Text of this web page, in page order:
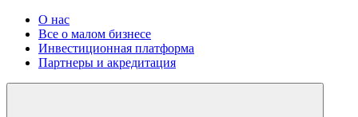
О нас
Все о малом бизнесе
Инвестиционная платформа
Партнеры и акредитация